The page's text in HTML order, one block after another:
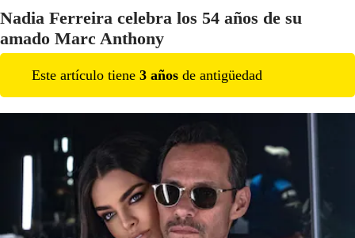
Nadia Ferreira celebra los 54 años de su
amado Marc Anthony
Este artículo tiene 3 años de antigüedad